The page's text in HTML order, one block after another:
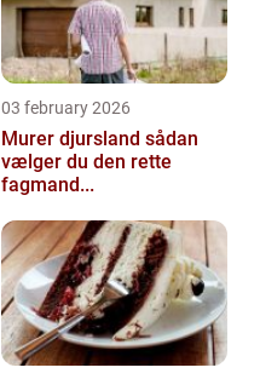
03 february 2026
Murer djursland sådan
vælger du den rette
fagmand...